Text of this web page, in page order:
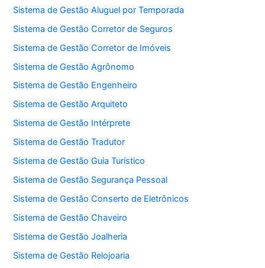
Sistema de Gestão Aluguel por Temporada
Sistema de Gestão Corretor de Seguros
Sistema de Gestão Corretor de Imóveis
Sistema de Gestão Agrônomo
Sistema de Gestão Engenheiro
Sistema de Gestão Arquiteto
Sistema de Gestão Intérprete
Sistema de Gestão Tradutor
Sistema de Gestão Guia Turístico
Sistema de Gestão Segurança Pessoal
Sistema de Gestão Conserto de Eletrônicos
Sistema de Gestão Chaveiro
Sistema de Gestão Joalheria
Sistema de Gestão Relojoaria